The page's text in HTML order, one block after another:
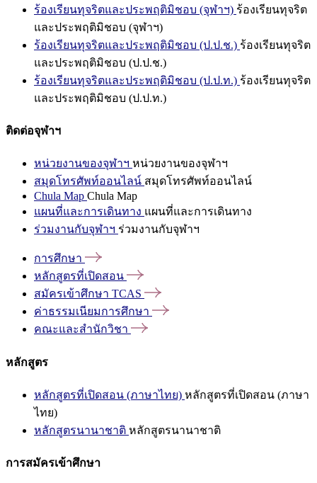
ร้องเรียนทุจริตและประพฤติมิชอบ (จุฬาฯ) ร้องเรียนทุจริต
และประพฤติมิชอบ (จุฬาฯ)
ร้องเรียนทุจริตและประพฤติมิชอบ (ป.ป.ช.) ร้องเรียนทุจริต
และประพฤติมิชอบ (ป.ป.ช.)
ร้องเรียนทุจริตและประพฤติมิชอบ (ป.ป.ท.) ร้องเรียนทุจริต
และประพฤติมิชอบ (ป.ป.ท.)
ติดต่อจุฬาฯ
หน่วยงานของจุฬาฯ หน่วยงานของจุฬาฯ
สมุดโทรศัพท์ออนไลน์ สมุดโทรศัพท์ออนไลน์
Chula Map Chula Map
แผนที่และการเดินทาง แผนที่และการเดินทาง
ร่วมงานกับจุฬาฯ ร่วมงานกับจุฬาฯ
การศึกษา
หลักสูตรที่เปิดสอน
สมัครเข้าศึกษา TCAS
ค่าธรรมเนียมการศึกษา
คณะและสำนักวิชา
หลักสูตร
หลักสูตรที่เปิดสอน (ภาษาไทย) หลักสูตรที่เปิดสอน (ภาษา
ไทย)
หลักสูตรนานาชาติ หลักสูตรนานาชาติ
การสมัครเข้าศึกษา